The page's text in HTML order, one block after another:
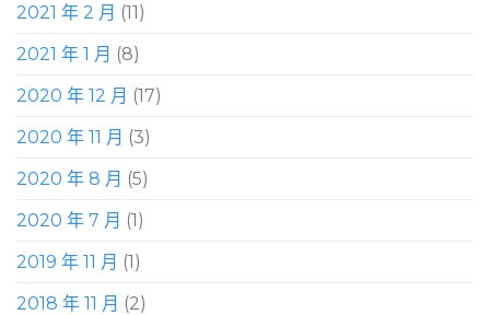
2021 年 2 月 (11)
2021 年 1 月 (8)
2020 年 12 月 (17)
2020 年 11 月 (3)
2020 年 8 月 (5)
2020 年 7 月 (1)
2019 年 11 月 (1)
2018 年 11 月 (2)